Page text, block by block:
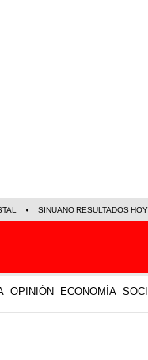
SINUANO RESULTADOS HOY
OPINIÓN ECONOMÍA